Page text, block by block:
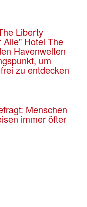
Liberty
Alle" Hotel The
Havenwelten
um
zu entdecken
Menschen
immer öfter